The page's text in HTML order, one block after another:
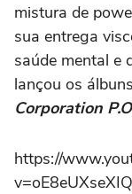
mistura de
sua entrega
saúde mental e
lançou os álbuns
Corporation
https://